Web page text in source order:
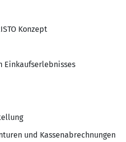
Konzept
Einkaufserlebnisses
und Kassenabrechnungen